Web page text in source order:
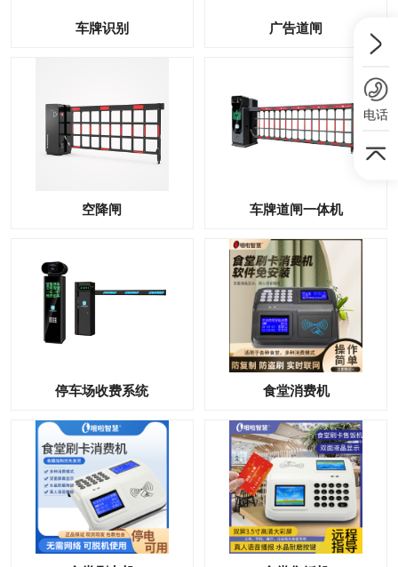
车牌识别 广告道闸
空降闸 车牌道闸一体机
停车场收费系统 食堂消费机
电话